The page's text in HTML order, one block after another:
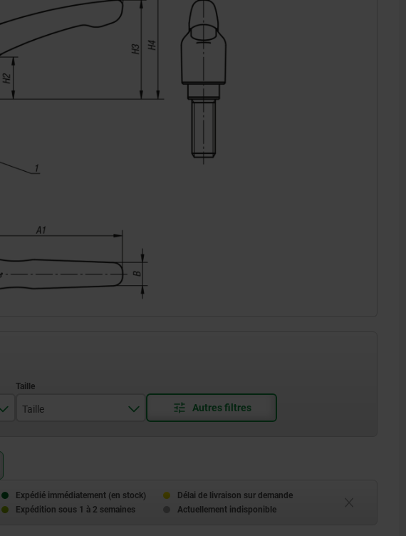
Taille
Expédié immédiatement (en stock)
Délai de livraison sur demande
Expédition sous 1 à 2 semaines
Actuellement indisponible